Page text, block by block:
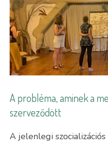
A probléma, aminek a
szerveződött
A jelenlegi